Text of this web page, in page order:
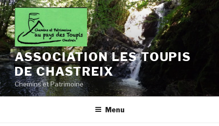
Aller
au
contenu
principal
ASSOCIATION LES TOUPIS
DE CHASTREIX
Chemins et Patrimoine
Menu